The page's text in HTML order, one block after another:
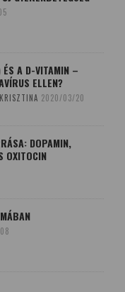
ÉS A D-VITAMIN –
ELLEN?
2020/03/20
DOPAMIN,
OXITOCIN